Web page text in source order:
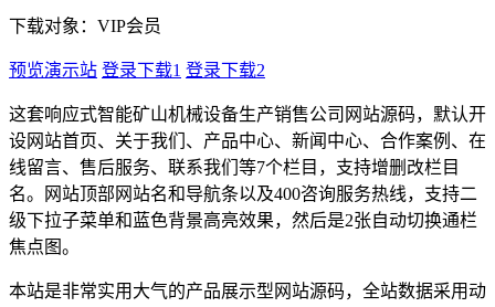
下载对象：VIP会员
预览演示站 登录下载1 登录下载2
这套响应式智能矿山机械设备生产销售公司网站源码，默认开
设网站首页、关于我们、产品中心、新闻中心、合作案例、在
线留言、售后服务、联系我们等7个栏目，支持增删改栏目
名。网站顶部网站名和导航条以及400咨询服务热线，支持二
级下拉子菜单和蓝色背景高亮效果，然后是2张自动切换通栏
焦点图。
本站是非常实用大气的产品展示型网站源码，全站数据采用动